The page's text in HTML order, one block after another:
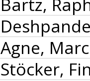
Agne,
Stöcker,